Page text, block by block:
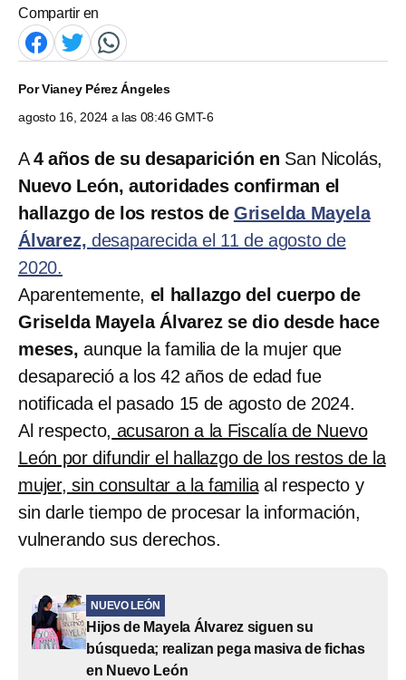
Compartir en
PorVianey Pérez Ángeles
agosto 16, 2024 a las 08:46 GMT-6
A4 años de su desaparición en San Nicolás,
Nuevo León, autoridades confirman el
hallazgo de los restos de Griselda Mayela
Álvarez, desaparecida el 11 de agosto de
2020.
Aparentemente, el hallazgo del cuerpo de
Griselda Mayela Álvarez se dio desde hace
meses, aunque la familia de la mujer que
desapareció a los 42 años de edad fue
notificada el pasado 15 de agosto de 2024.
Al respecto, acusaron a la Fiscalía de Nuevo
León por difundir el hallazgo de los restos de la
mujer, sin consultar a la familiaal respecto y
sin darle tiempo de procesar la información,
vulnerando sus derechos.
NUEVO LEÓN
Hijos de Mayela Álvarez siguen su
búsqueda; realizan pega masiva de fichas
en Nuevo León